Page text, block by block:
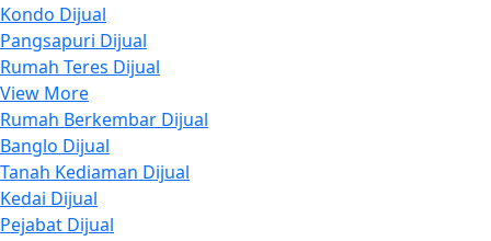
Kondo Dijual
Pangsapuri Dijual
Rumah Teres Dijual
View More
Rumah Berkembar Dijual
Banglo Dijual
Tanah Kediaman Dijual
Kedai Dijual
Pejabat Dijual